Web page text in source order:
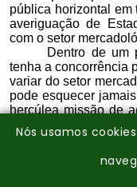
Nós usamos